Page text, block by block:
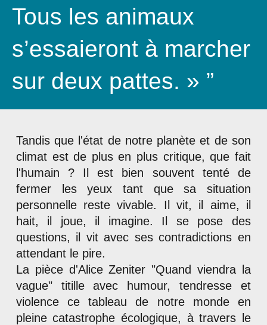
Tous les animaux
s’essaieront à marcher
sur deux pattes. » ”
Tandis que l'état de notre planète et de son
climat est de plus en plus critique, que fait
l'humain ? Il est bien souvent tenté de
fermer les yeux tant que sa situation
personnelle reste vivable. Il vit, il aime, il
hait, il joue, il imagine. Il se pose des
questions, il vit avec ses contradictions en
attendant le pire.
La pièce d'Alice Zeniter "Quand viendra la
vague" titille avec humour, tendresse et
violence ce tableau de notre monde en
pleine catastrophe écologique, à travers le